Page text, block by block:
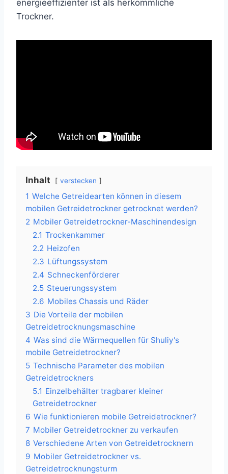
energieeffizienter ist als herkömmliche
Trockner.
Inhalt verstecken
1 Welche Getreidearten können in diesem
mobilen Getreidetrockner getrocknet werden?
2 Mobiler Getreidetrockner-Maschinendesign
2.1 Trockenkammer
2.2 Heizofen
2.3 Lüftungssystem
2.4 Schneckenförderer
2.5 Steuerungssystem
2.6 Mobiles Chassis und Räder
3 Die Vorteile der mobilen
Getreidetrocknungsmaschine
4 Was sind die Wärmequellen für Shuliy's
mobile Getreidetrockner?
5 Technische Parameter des mobilen
Getreidetrockners
5.1 Einzelbehälter tragbarer kleiner
Getreidetrockner
6 Wie funktionieren mobile Getreidetrockner?
7 Mobiler Getreidetrockner zu verkaufen
8 Verschiedene Arten von Getreidetrocknern
9 Mobiler Getreidetrockner vs.
Getreidetrocknungsturm